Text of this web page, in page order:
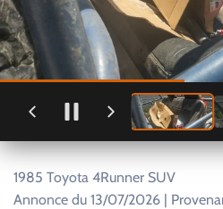
1985 Toyota 4Runner SUV
Annonce du 13/07/2026 |